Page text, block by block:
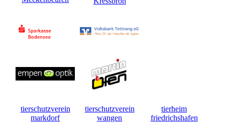
tierschutzverein
markdorf
tierschutzverein
wangen
tierheim
friedrichshafen